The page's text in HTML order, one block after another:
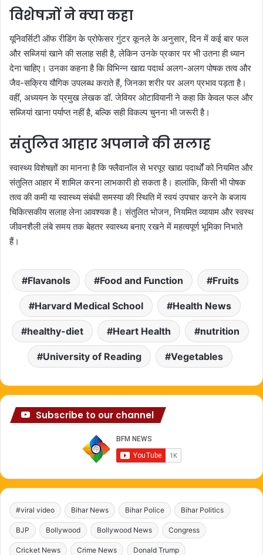
विशेषज्ञों ने क्या कहा
यूनिवर्सिटी ऑफ रीडिंग के प्रोफेसर गुंटर कूनले के अनुसार, दिन में कई बार फल
और सब्जियां खाने की सलाह सही है, लेकिन उनके प्रकार पर भी उतना ही ध्यान
देना चाहिए। उनका कहना है कि विभिन्न खाद्य पदार्थ अलग-अलग पोषक तत्व और
जैव-सक्रिय यौगिक उपलब्ध कराते हैं, जिनका शरीर पर अलग प्रभाव पड़ता है।
वहीं, अध्ययन के प्रमुख लेखक डॉ. जेवियर ओटावियानी ने कहा कि केवल फल और
सब्जियां खाना पर्याप्त नहीं है, बल्कि सही विकल्प चुनना भी जरूरी है।
संतुलित आहार अपनाने की सलाह
स्वास्थ्य विशेषज्ञों का मानना है कि फ्लैवानॉल से भरपूर खाद्य पदार्थों को नियमित और
संतुलित आहार में शामिल करना लाभकारी हो सकता है। हालांकि, किसी भी पोषक
तत्व की कमी या स्वास्थ्य संबंधी समस्या की स्थिति में स्वयं उपचार करने के बजाय
चिकित्सकीय सलाह लेना आवश्यक है। संतुलित भोजन, नियमित व्यायाम और स्वस्थ
जीवनशैली लंबे समय तक बेहतर स्वास्थ्य बनाए रखने में महत्वपूर्ण भूमिका निभाते
हैं।
Flavanols Food and Function Fruits
Harvard Medical School Health News
healthy-diet Heart Health nutrition
University of Reading Vegetables
Subscribe to our channel
#viral video Bihar News Bihar Police Bihar Politics
BJP Bollywood Bollywood News Congress
Cricket News Crime News Donald Trump